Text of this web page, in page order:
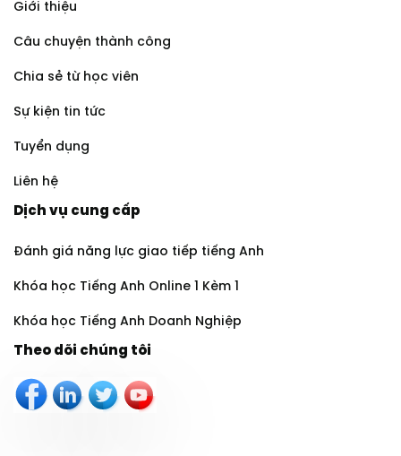
Giới thiệu
Câu chuyện thành công
Chia sẻ từ học viên
Sự kiện tin tức
Tuyển dụng
Liên hệ
Dịch vụ cung cấp
Đánh giá năng lực giao tiếp tiếng Anh
Khóa học Tiếng Anh Online 1 Kèm 1
Khóa học Tiếng Anh Doanh Nghiệp
Theo dõi chúng tôi